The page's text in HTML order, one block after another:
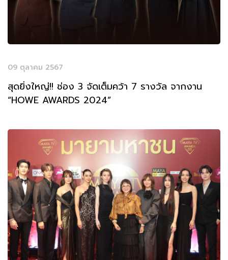
09 ตุลาคม 2567
สุดยิ่งใหญ่!! ช่อง 3 จัดเต็มคว้า 7 รางวัล จากงาน
“HOWE AWARDS 2024”